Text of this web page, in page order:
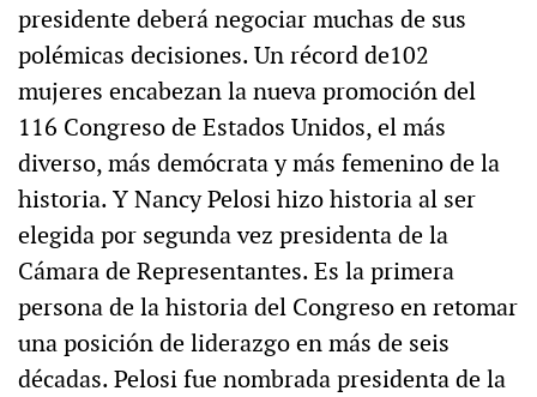
presidente deberá negociar muchas de sus
polémicas decisiones. Un récord de102
mujeres encabezan la nueva promoción del
116 Congreso de Estados Unidos, el más
diverso, más demócrata y más femenino de la
historia. Y Nancy Pelosi hizo historia al ser
elegida por segunda vez presidenta de la
Cámara de Representantes. Es la primera
persona de la historia del Congreso en retomar
una posición de liderazgo en más de seis
décadas. Pelosi fue nombrada presidenta de la